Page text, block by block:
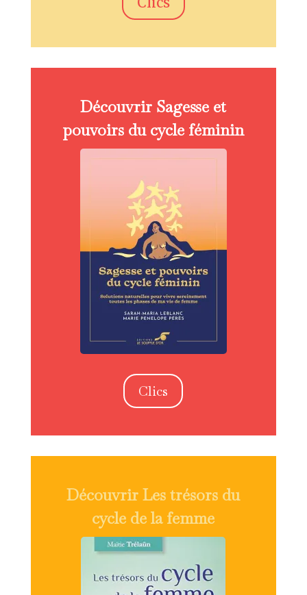
Découvrir Sagesse et
pouvoirs du cycle féminin
Clics
Découvrir Les trésors du
cycle de la femme